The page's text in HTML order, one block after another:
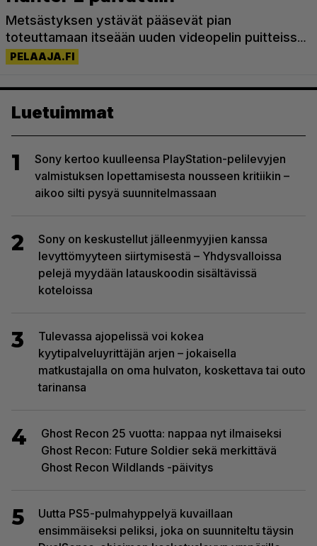
Luetuimmat
1
Sony kertoo kuulleensa PlayStation-pelilevyjen
valmistuksen lopettamisesta nousseen kritiikin –
aikoo silti pysyä suunnitelmassaan
2
Sony on keskustellut jälleenmyyjien kanssa
levyttömyyteen siirtymisestä – Yhdysvalloissa
pelejä myydään latauskoodin sisältävissä
koteloissa
3
Tulevassa ajopelissä voi kokea
kyytipalveluyrittäjän arjen – jokaisella
matkustajalla on oma hulvaton, koskettava tai outo
tarinansa
4
Ghost Recon 25 vuotta: nappaa nyt ilmaiseksi
Ghost Recon: Future Soldier sekä merkittävä
Ghost Recon Wildlands -päivitys
5
Uutta PS5-pulmahyppelyä kuvaillaan
ensimmäiseksi peliksi, joka on suunniteltu täysin